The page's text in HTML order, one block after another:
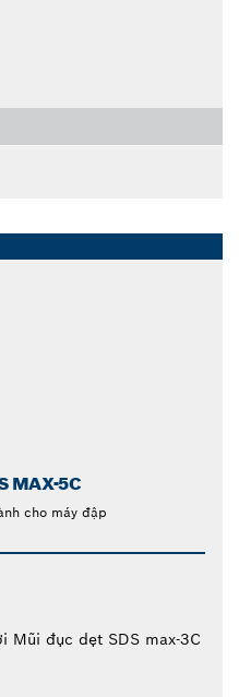
MAX-5C
cho máy đập
đục dẹt SDS max-3C